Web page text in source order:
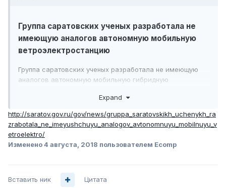
Группа саратовских ученых разработала не
имеющую аналогов автономную мобильную
ветроэлектростанцию
Группа саратовских ученых разработала не имеющую
аналогов автономную мобильную гибридную
Авторы разработки - доктор технических наук,
профессор, руководитель проекта Игорь Данилов и
кандидат экономических наук, доцент Ирина Попова.
Основные области применения аппарата - энергетика,
энергоэффективность и энергосбережение.
Гибридная электростанция «АМОГИСТЭЛ-2» -это уже
предназначенным для энергоснабжения небольшого
Expand
http://saratov.gov.ru/gov/news/gruppa_saratovskikh_uchenykh_ra
zrabotala_ne_imeyushchuyu_analogov_avtonomnuyu_mobilnuyu_v
etroelektro/
Изменено4 августа, 2018 пользователем Ecomp
Вставить ник Цитата